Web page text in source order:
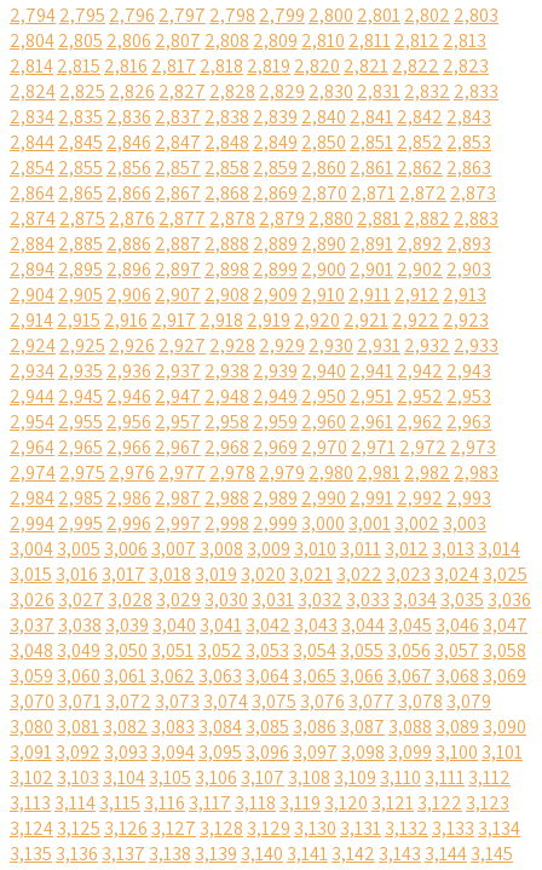
2,7942,795 2,796 2,797 2,798 2,799 2,800 2,8012,802 2,803
2,8042,805 2,806 2,807 2,808 2,809 2,810 2,8112,812 2,813
2,8142,815 2,816 2,817 2,818 2,819 2,820 2,8212,822 2,823
2,8242,825 2,826 2,827 2,828 2,829 2,830 2,8312,832 2,833
2,8342,835 2,836 2,837 2,838 2,839 2,840 2,8412,842 2,843
2,8442,845 2,846 2,847 2,848 2,849 2,850 2,8512,852 2,853
2,8542,855 2,856 2,857 2,858 2,859 2,860 2,8612,862 2,863
2,8642,865 2,866 2,867 2,868 2,869 2,870 2,8712,872 2,873
2,8742,875 2,876 2,877 2,878 2,879 2,880 2,8812,882 2,883
2,8842,885 2,886 2,887 2,888 2,889 2,890 2,8912,892 2,893
2,8942,895 2,896 2,897 2,898 2,899 2,900 2,9012,902 2,903
2,9042,905 2,906 2,907 2,908 2,909 2,910 2,9112,912 2,913
2,9142,915 2,916 2,917 2,918 2,919 2,920 2,9212,922 2,923
2,9242,925 2,926 2,927 2,928 2,929 2,930 2,9312,932 2,933
2,9342,935 2,936 2,937 2,938 2,939 2,940 2,9412,942 2,943
2,9442,945 2,946 2,947 2,948 2,949 2,950 2,9512,952 2,953
2,9542,955 2,956 2,957 2,958 2,959 2,960 2,9612,962 2,963
2,9642,965 2,966 2,967 2,968 2,969 2,970 2,9712,972 2,973
2,9742,975 2,976 2,977 2,978 2,979 2,980 2,9812,982 2,983
2,9842,985 2,986 2,987 2,988 2,989 2,990 2,9912,992 2,993
2,9942,995 2,996 2,997 2,998 2,999 3,000 3,0013,002 3,003
3,0043,005 3,006 3,007 3,008 3,009 3,010 3,0113,012 3,013 3,014
3,015 3,016 3,017 3,018 3,019 3,020 3,0213,022 3,023 3,0243,025
3,026 3,027 3,028 3,029 3,030 3,0313,032 3,033 3,0343,035 3,036
3,037 3,038 3,039 3,040 3,0413,042 3,043 3,0443,045 3,046 3,047
3,048 3,049 3,050 3,0513,052 3,053 3,0543,055 3,056 3,057 3,058
3,059 3,060 3,0613,062 3,063 3,0643,065 3,066 3,067 3,068 3,069
3,070 3,0713,072 3,073 3,0743,075 3,076 3,077 3,078 3,079
3,080 3,0813,082 3,083 3,0843,085 3,086 3,087 3,088 3,089 3,090
3,0913,092 3,093 3,0943,095 3,096 3,097 3,098 3,099 3,100 3,101
3,102 3,103 3,1043,105 3,106 3,107 3,108 3,109 3,110 3,1113,112
3,113 3,1143,115 3,116 3,117 3,118 3,119 3,120 3,1213,122 3,123
3,1243,125 3,126 3,127 3,128 3,129 3,130 3,1313,132 3,133 3,134
3,135 3,136 3,137 3,138 3,139 3,140 3,1413,142 3,143 3,1443,145